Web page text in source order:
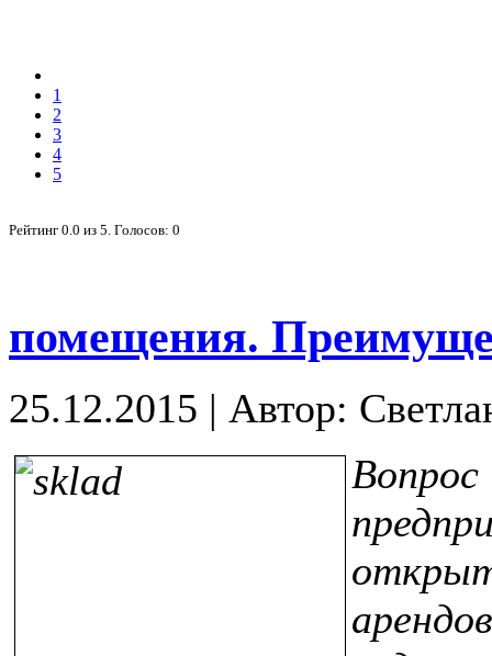
1
2
3
4
5
Рейтинг 0.0 из 5 . Голосов: 0
помещения.
25.12.2015 | Автор: